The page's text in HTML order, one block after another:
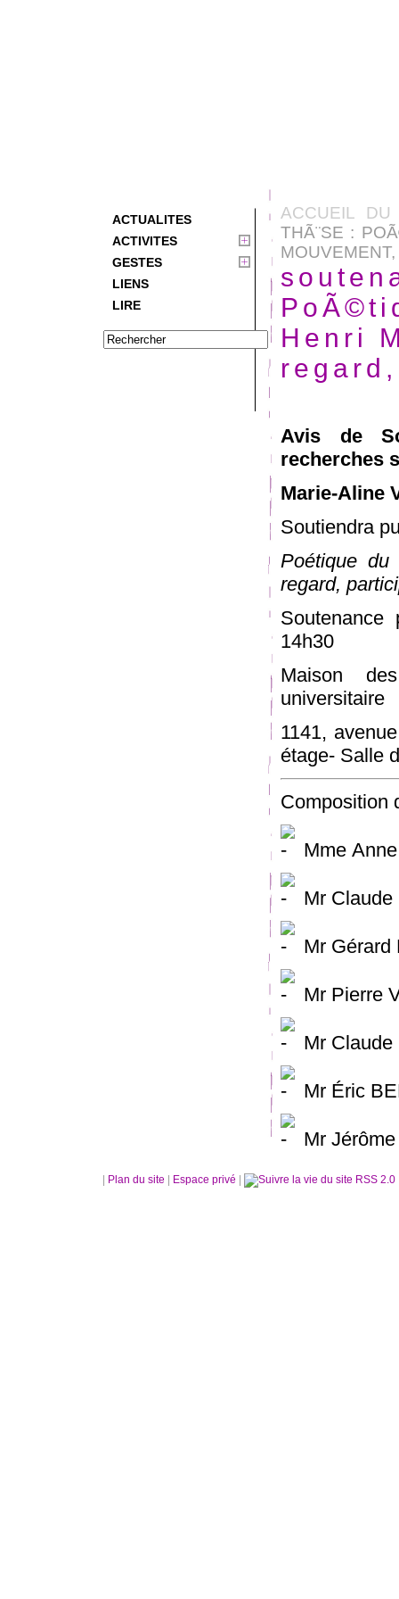
ACTUALITES
ACTIVITES
GESTES
LIENS
LIRE
ACCUEIL DU
THÃ¨SE :
MOUVEMENT,
Henri
Avis de
recherches
Marie-Aline
Soutiendra
Poétique du
regard,
14h30
Maison
universitaire
1141,
étage- Salle
Composition
Mme
Mr
Mr Gérard
Mr Pierre
Mr Claude
Mr Éric
Mr
Plan du site Espace privé RSS 2.0